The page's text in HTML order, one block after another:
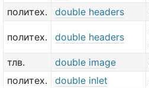
политех.
double headers
политех. double headers
тлв.
double image
политех.
double inlet